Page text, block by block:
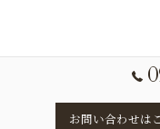
お問い合わせは